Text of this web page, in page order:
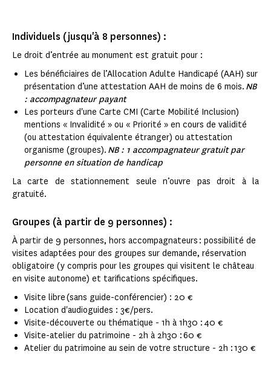
Individuels (jusqu'à 8 personnes) :
Le droit d’entrée au monument est gratuit pour :
Les bénéficiaires de l’Allocation Adulte Handicapé (AAH) sur
présentation d’une attestation AAH de moins de 6 mois. NB
: accompagnateur payant
Les porteurs d'une Carte CMI (Carte Mobilité Inclusion)
mentions « Invalidité » ou « Priorité » en cours de validité
(ou attestation équivalente étranger) ou attestation
organisme (groupes). NB : 1 accompagnateur gratuit par
personne en situation de handicap
La carte de stationnement seule n’ouvre pas droit à la
gratuité.
Groupes (à partir de 9 personnes) :
À partir de 9 personnes, hors accompagnateurs : possibilité de
visites adaptées pour des groupes sur demande, réservation
obligatoire (y compris pour les groupes qui visitent le château
en visite autonome) et tarifications spécifiques.
Visite libre (sans guide-conférencier) : 20 €
Location d'audioguides : 3€/pers.
Visite-découverte ou thématique - 1h à 1h30 : 40 €
Visite-atelier du patrimoine - 2h à 2h30 : 60 €
Atelier du patrimoine au sein de votre structure - 2h : 130 €